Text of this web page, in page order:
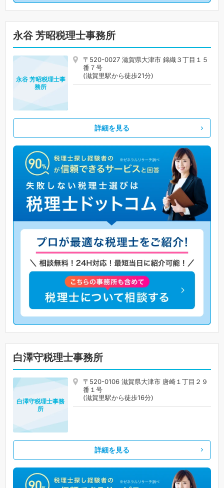
永谷 芳昭税理士事務所
〒520-0027 滋賀県大津市 錦織３丁目１５
番７号
(滋賀里駅から徒歩21分)
永谷 芳昭税理士事
務所
詳細を見る
白澤守税理士事務所
〒520-0106 滋賀県大津市 唐崎１丁目２９
番１号
(滋賀里駅から徒歩16分)
白澤守税理士事務
所
詳細を見る